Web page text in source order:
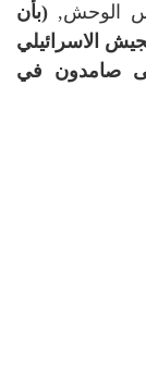
الوحش, (بأن
الاسرائيلي
صامدون في